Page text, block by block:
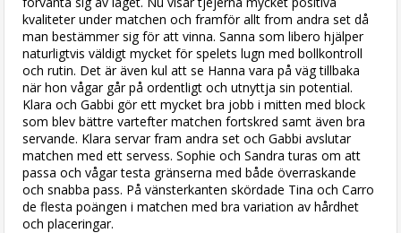
kvaliteter under matchen och framför allt from andra set då
man bestämmer sig för att vinna. Sanna som libero hjälper
naturligtvis väldigt mycket för spelets lugn med bollkontroll
och rutin. Det är även kul att se Hanna vara på väg tillbaka
när hon vågar går på ordentligt och utnyttja sin potential.
Klara och Gabbi gör ett mycket bra jobb i mitten med block
som blev bättre vartefter matchen fortskred samt även bra
servande. Klara servar fram andra set och Gabbi avslutar
matchen med ett servess. Sophie och Sandra turas om att
passa och vågar testa gränserna med både överraskande
och snabba pass. På vänsterkanten skördade Tina och Carro
de flesta poängen i matchen med bra variation av hårdhet
och placeringar.